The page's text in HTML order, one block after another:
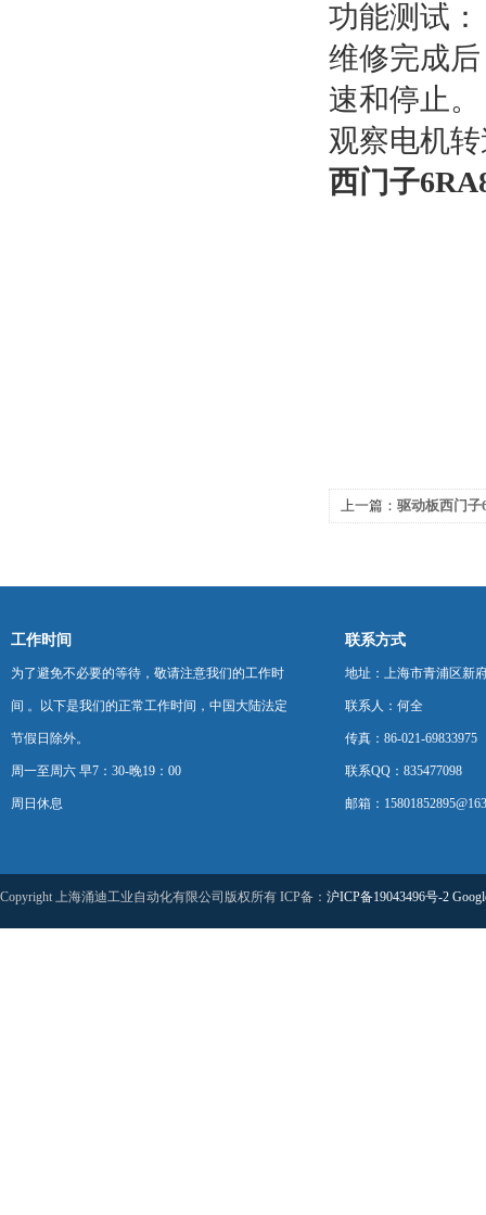
功能测试：
维修完成
速和停止。
观察电机
西门子
上一篇： 驱动板西门子
工作时间
为了避免不必要的等待，敬请注意我们的工作时
间 。以下是我们的正常工作时间，中国大陆法定
节假日除外。
周一至周六 早7：30-晚19：00
周日休息
联系方式
地址：上海市青浦区新
联系人：何全
传真：86-021-69833975
联系QQ：835477098
邮箱：
Copyright 上海涌迪工业自动化有限公司版权所有 ICP备： 沪ICP备19043496号-2